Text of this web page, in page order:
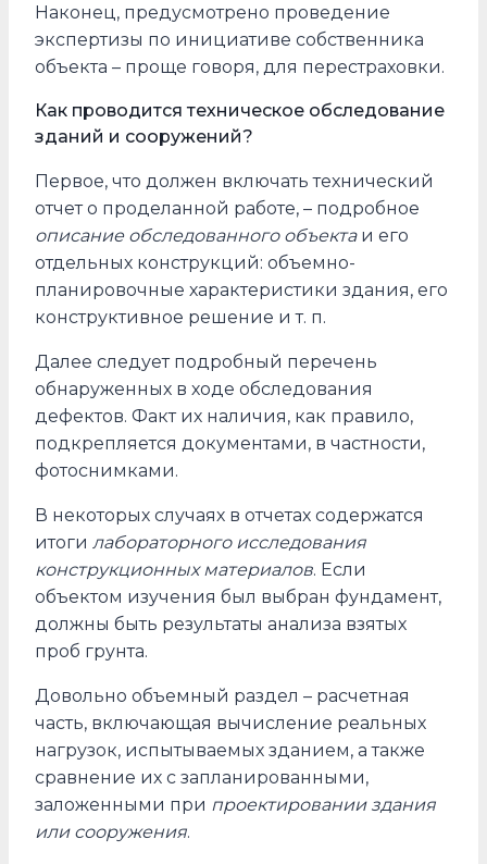
Наконец, предусмотрено проведение
экспертизы по инициативе собственника
объекта – проще говоря, для перестраховки.
Как проводится техническое обследование
зданий и сооружений?
Первое, что должен включать технический
отчет о проделанной работе, – подробное
описание обследованного объектаи его
отдельных конструкций: объемно-
планировочные характеристики здания, его
конструктивное решение и т. п.
Далее следует подробный перечень
обнаруженных в ходе обследования
дефектов. Факт их наличия, как правило,
подкрепляется документами, в частности,
фотоснимками.
В некоторых случаях в отчетах содержатся
итоги лабораторного исследования
конструкционных материалов. Если
объектом изучения был выбран фундамент,
должны быть результаты анализа взятых
проб грунта.
Довольно объемный раздел – расчетная
часть, включающая вычисление реальных
нагрузок, испытываемых зданием, а также
сравнение их с запланированными,
заложенными при проектировании здания
или сооружения.